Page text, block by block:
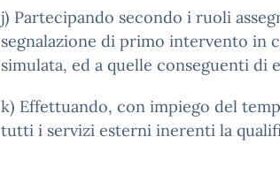
j) Partecipando secondo i ruoli
segnalazione di primo intervento in
simulata, ed a quelle conseguenti di
k) Effettuando, con impiego del
tutti i servizi esterni inerenti la